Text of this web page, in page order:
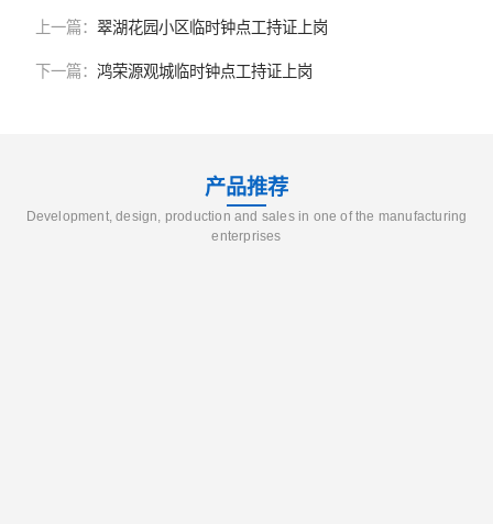
上一篇： 翠湖花园小区临时钟点工持证上岗
下一篇： 鸿荣源观城临时钟点工持证上岗
产品推荐
Development, design, production and sales in one of the manufacturing
enterprises